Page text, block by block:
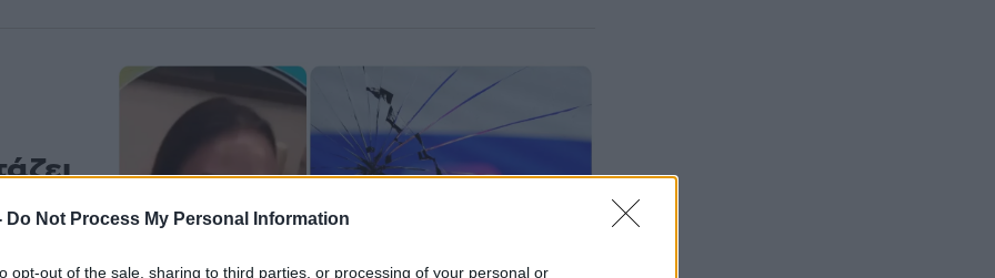
Do Not Process My Personal Information
opt-out of the sale, sharing to third parties, or processing of your personal or
που έχουν